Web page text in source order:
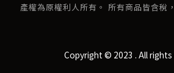
產權為原權利人所有。 所有商品皆含稅
Copyright © 2023 . All rights